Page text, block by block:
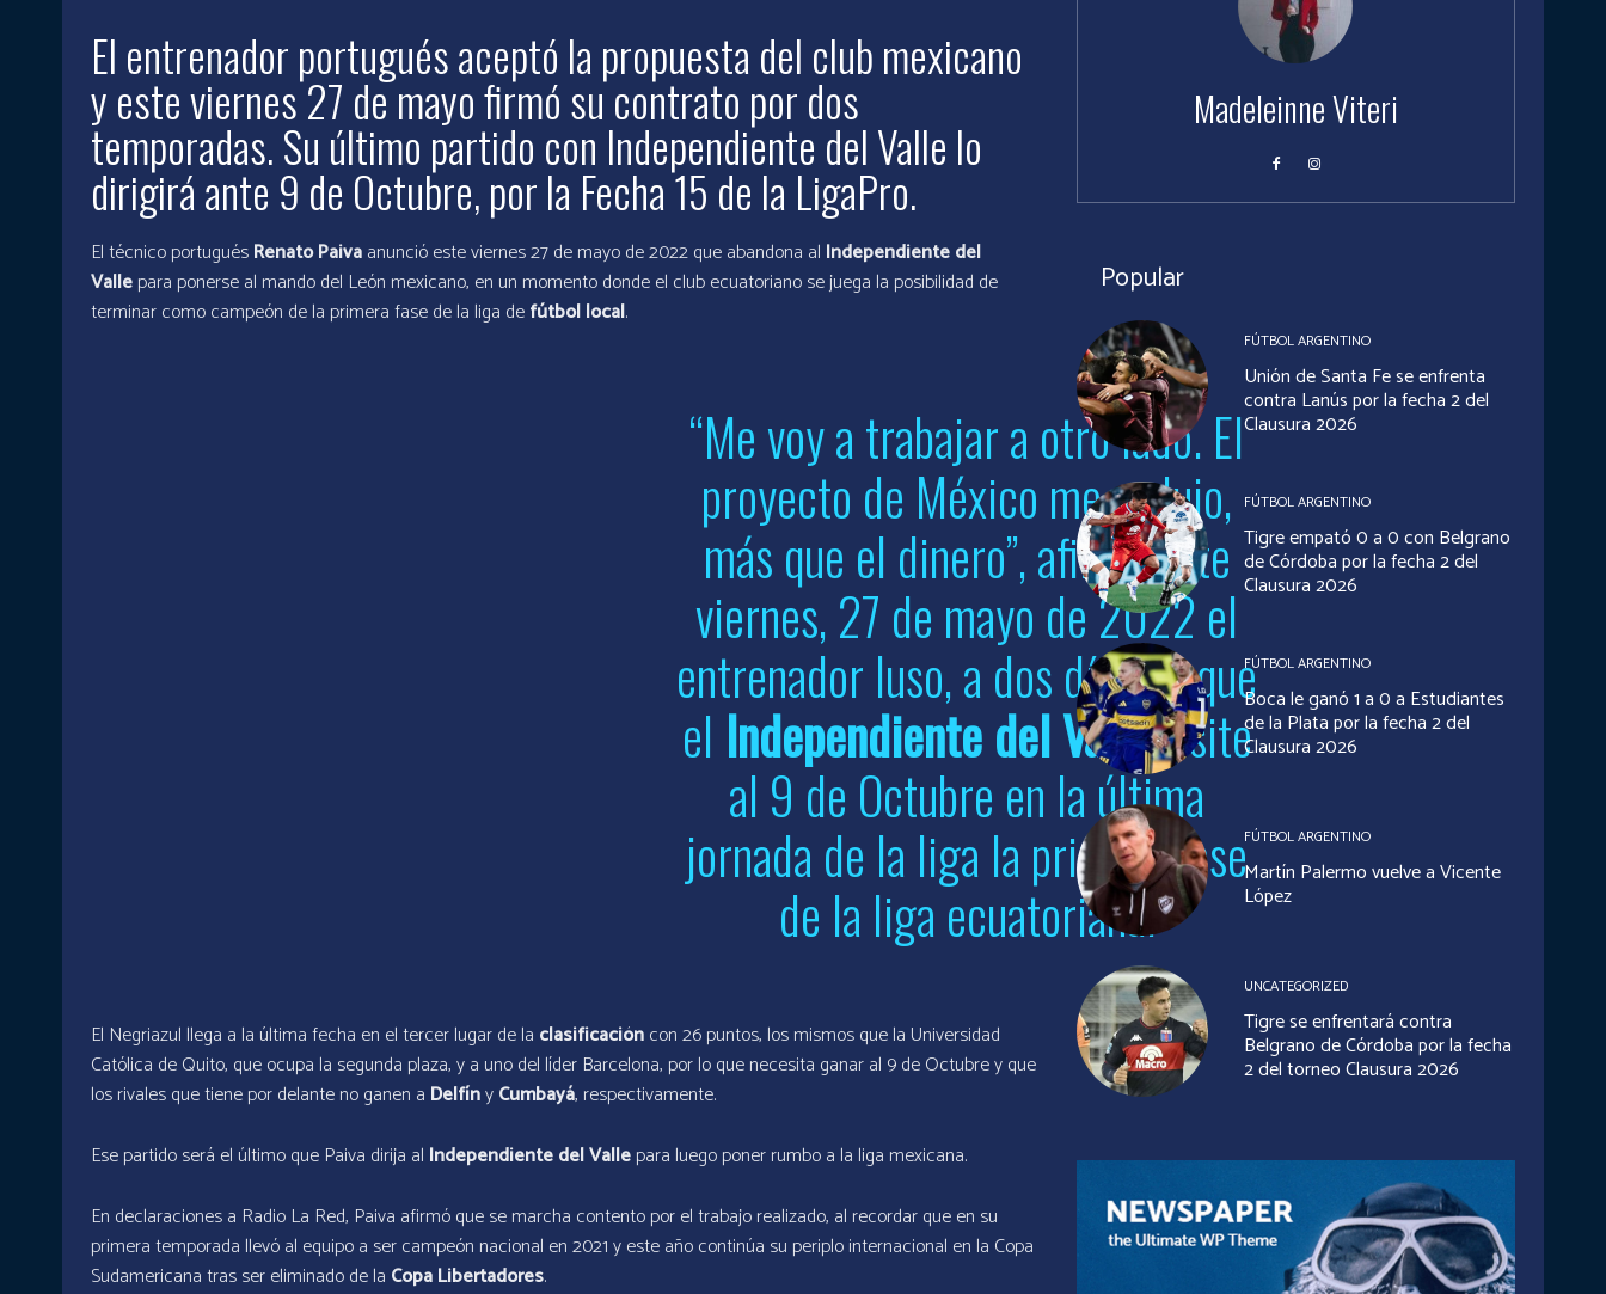
El entrenador portugués aceptó la propuesta del club mexicano
y este viernes 27 de mayo firmó su contrato por dos
temporadas. Su último partido con Independiente del Valle lo
dirigirá ante 9 de Octubre, por la Fecha 15 de la LigaPro.
El técnico portuguésRenato Paivaanunció este viernes 27 de mayo de 2022 que abandona al Independiente del
Vallepara ponerse al mando del León mexicano, en un momento donde el club ecuatoriano se juega la posibilidad de
terminar como campeón de la primera fase de la liga defútbollocal.
“Me voy a trabajar a otro lado. El
proyecto de México me sedujo,
más que el dinero”, afirmó este
viernes, 27 de mayo de 2022 el
entrenador luso, a dos días de que
el Independiente del Vallevisite
al 9 de Octubre en la última
jornada de la liga la primera fase
de la liga ecuatoriana.
El Negriazul llega a la última fecha en el tercer lugar de la clasificacióncon 26 puntos, los mismos que la Universidad
Católica de Quito, que ocupa la segunda plaza, y a uno del líder Barcelona, por lo que necesita ganar al 9 de Octubre y que
los rivales que tiene por delante no ganen a DelfínyCumbayá, respectivamente.
Ese partido será el último que Paiva dirija al Independiente del Vallepara luego poner rumbo a la liga mexicana.
En declaraciones a Radio La Red, Paiva afirmó que se marcha contento por el trabajo realizado, al recordar que en su
primera temporada llevó al equipo a ser campeón nacional en 2021 y este año continúa su periplo internacional en la Copa
Sudamericana tras ser eliminado de la Copa Libertadores.
Madeleinne Viteri
Popular
FÚTBOL ARGENTINO
Unión de Santa Fe se enfrenta
contra Lanús por la fecha 2 del
Clausura 2026
FÚTBOL ARGENTINO
Tigre empató 0 a 0 con Belgrano
de Córdoba por la fecha 2 del
Clausura 2026
FÚTBOL ARGENTINO
Boca le ganó 1 a 0 a Estudiantes
de la Plata por la fecha 2 del
Clausura 2026
FÚTBOL ARGENTINO
Martín Palermo vuelve a Vicente
López
UNCATEGORIZED
Tigre se enfrentará contra
Belgrano de Córdoba por la fecha
2 del torneo Clausura 2026